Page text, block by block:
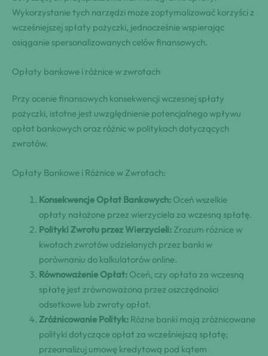
Wykorzystanie tych narzędzi może zoptymalizować korzyści z
wcześniejszej spłaty pożyczki, jednocześnie wspierając
osiąganie spersonalizowanych celów finansowych.
Opłaty bankowe i różnice w zwrotach
Przy ocenie finansowych konsekwencji wczesnej spłaty
pożyczki, istotne jest uwzględnienie potencjalnego wpływu
opłat bankowych oraz różnic w politykach dotyczących
zwrotów.
Opłaty Bankowe i Różnice w Zwrotach:
Konsekwencje Opłat Bankowych: Oceń wszelkie
opłaty nałożone przez wierzyciela za wczesną spłatę.
Polityki Zwrotu przez Wierzycieli: Zrozum różnice w
kwotach zwrotów udzielanych przez banki w
porównaniu do kalkulatorów online.
Równoważenie Opłat: Oceń, czy opłata za wczesną
spłatę jest zrównoważona przez oszczędności
odsetkowe lub zwroty opłat.
Zróżnicowanie Polityk: Różne banki mają zróżnicowane
polityki dotyczące opłat za wcześniejszą spłatę;
przeanalizuj umowę kredytową pod kątem